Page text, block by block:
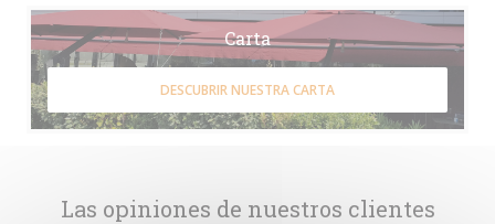
Las opiniones de nuestros clientes
Carta
DESCUBRIR NUESTRA CARTA